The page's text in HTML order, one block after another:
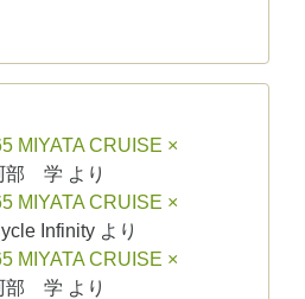
MIYATA CRUISE ×
部 学 より
MIYATA CRUISE ×
Infinity より
MIYATA CRUISE ×
部 学 より